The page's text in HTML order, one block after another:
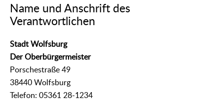
Name und Anschrift des
Verantwortlichen
Stadt Wolfsburg
Der Oberbürgermeister
Porschestraße 49
38440 Wolfsburg
Telefon: 05361 28-1234